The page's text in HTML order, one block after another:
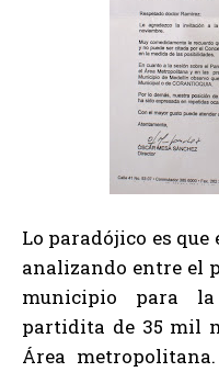
Lo paradójico es que
analizando entre el
municipio para
partidita de 35 mil
Área